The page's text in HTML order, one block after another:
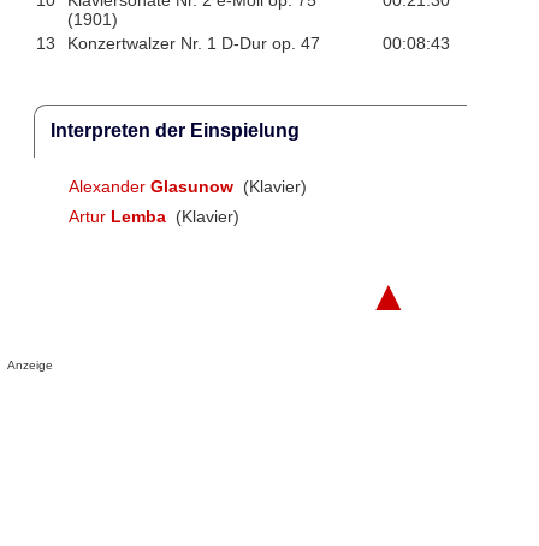
(1901)
13 Konzertwalzer Nr. 1 D-Dur op. 47 00:08:43
Interpreten der Einspielung
Alexander Glasunow (Klavier)
Artur Lemba (Klavier)
▲
Anzeige